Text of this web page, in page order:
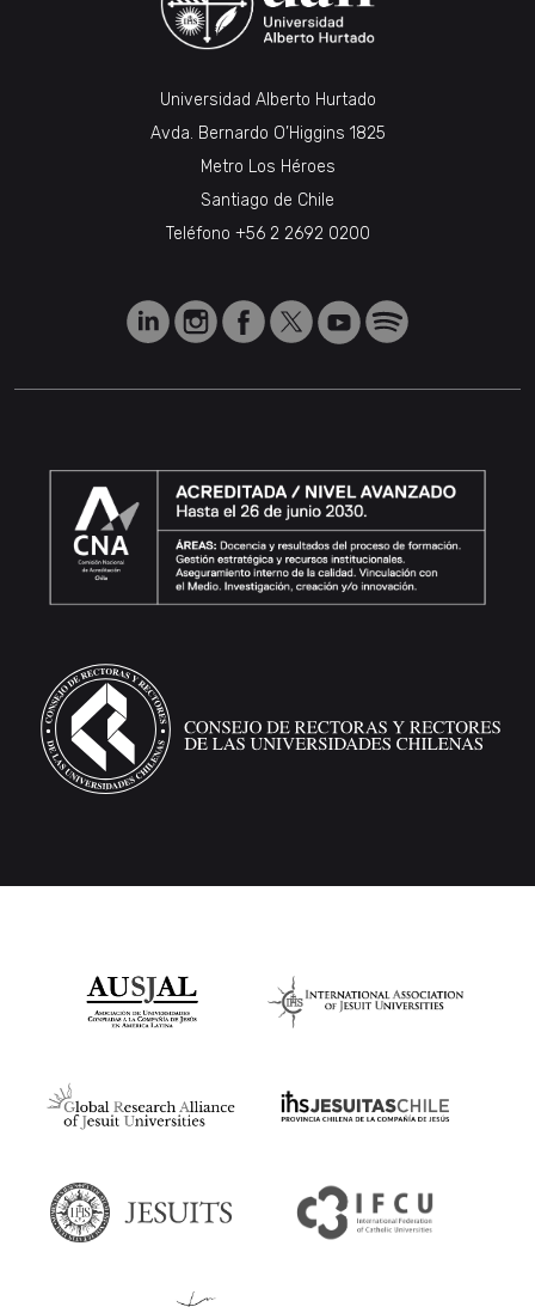
Universidad Alberto Hurtado
Avda. Bernardo O’Higgins 1825
Metro Los Héroes
Santiago de Chile
Teléfono +56 2 2692 0200